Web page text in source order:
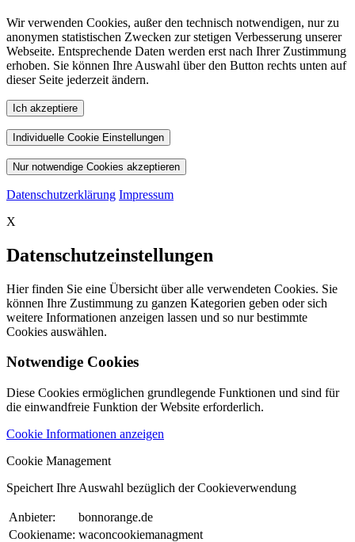
Wir verwenden Cookies, außer den technisch notwendigen, nur zu
anonymen statistischen Zwecken zur stetigen Verbesserung unserer
Webseite. Entsprechende Daten werden erst nach Ihrer Zustimmung
erhoben. Sie können Ihre Auswahl über den Button rechts unten auf
dieser Seite jederzeit ändern.
Ich akzeptiere
Individuelle Cookie Einstellungen
Nur notwendige Cookies akzeptieren
Datenschutzerklärung Impressum
X
Datenschutzeinstellungen
Hier finden Sie eine Übersicht über alle verwendeten Cookies. Sie
können Ihre Zustimmung zu ganzen Kategorien geben oder sich
weitere Informationen anzeigen lassen und so nur bestimmte
Cookies auswählen.
Notwendige Cookies
Diese Cookies ermöglichen grundlegende Funktionen und sind für
die einwandfreie Funktion der Website erforderlich.
Cookie Informationen anzeigen
Cookie Management
Speichert Ihre Auswahl bezüglich der Cookieverwendung
Anbieter:
bonnorange.de
Cookiename: waconcookiemanagment